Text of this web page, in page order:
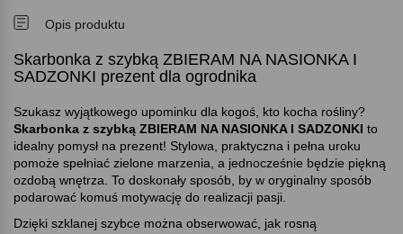
Opis produktu
Skarbonka z szybką ZBIERAM NA NASIONKA I
SADZONKI prezent dla ogrodnika
Szukasz wyjątkowego upominku dla kogoś, kto kocha rośliny
Skarbonka z szybką ZBIERAM NA NASIONKA I SADZONKI to
idealny pomysł na prezent! Stylowa, praktyczna i pełna uroku
pomoże spełniać zielone marzenia, a jednocześnie będzie piękną
ozdobą wnętrza. To doskonały sposób, by w oryginalny sposób
podarować komuś motywację do realizacji pasji.
Dzięki szklanej szybce można obserwować, jak rosną